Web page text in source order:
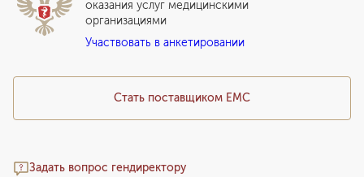
Прайс-лист
Подарочный сертификат EMC
Медицинский туризм
Стать поставщиком ЕМС
Задать вопрос гендиректору
оказания услуг медицинскими
организациями
Участвовать в анкетировании